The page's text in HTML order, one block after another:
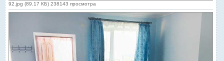
92.jpg (89.17 КБ) 238143 просмотра